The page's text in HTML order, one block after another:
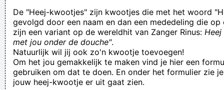
De "Heej-kwootjes" zijn kwootjes die met het woord
gevolgd door een naam en dan een mededeling die op
zijn een variant op de wereldhit van Zanger Rinus:
met jou onder de douche".
Natuurlijk wil jij ook zo'n kwootje toevoegen!
Om het jou gemakkelijk te maken vind je hier een
gebruiken om dat te doen. En onder het formulier zie
jouw heej-kwootje er uit gaat zien.